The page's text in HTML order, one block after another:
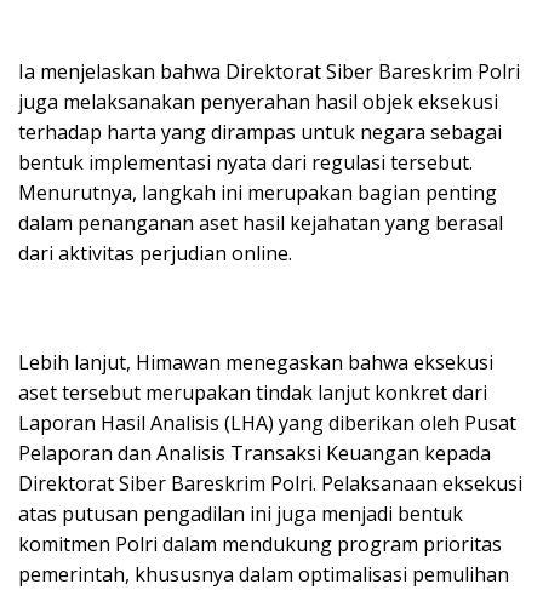
Ia menjelaskan bahwa Direktorat Siber Bareskrim Polri
juga melaksanakan penyerahan hasil objek eksekusi
terhadap harta yang dirampas untuk negara sebagai
bentuk implementasi nyata dari regulasi tersebut.
Menurutnya, langkah ini merupakan bagian penting
dalam penanganan aset hasil kejahatan yang berasal
dari aktivitas perjudian online.
Lebih lanjut, Himawan menegaskan bahwa eksekusi
aset tersebut merupakan tindak lanjut konkret dari
Laporan Hasil Analisis (LHA) yang diberikan oleh Pusat
Pelaporan dan Analisis Transaksi Keuangan kepada
Direktorat Siber Bareskrim Polri. Pelaksanaan eksekusi
atas putusan pengadilan ini juga menjadi bentuk
komitmen Polri dalam mendukung program prioritas
pemerintah, khususnya dalam optimalisasi pemulihan